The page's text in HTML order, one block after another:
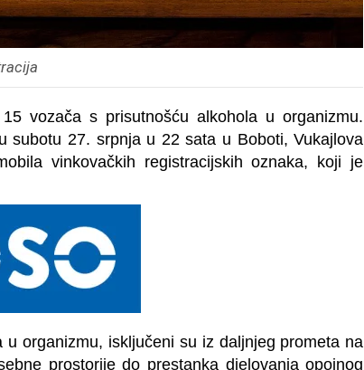
vozača s prisutnošću alkohola u organizmu.
subotu 27. srpnja u 22 sata u Boboti, Vukajlova
vinkovačkih registracijskih oznaka, koji je
organizmu, isključeni su iz daljnjeg prometa na
prostorije do prestanka djelovanja opojnog